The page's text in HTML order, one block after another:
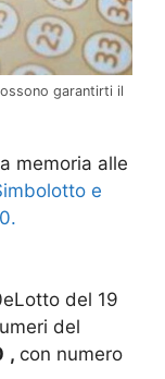
garantirti il
memoria alle
e
del 19
del
, con numero